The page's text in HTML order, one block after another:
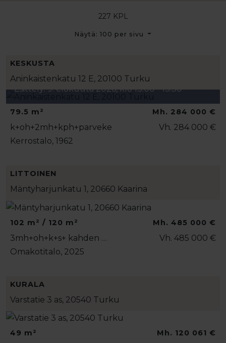
227 KPL
Näytä: 100 per sivu
KESKUSTA
Aninkaistenkatu 12 E, 20100 Turku
Esittely: 9. elokuuta 2026, klo 13:00 - 13:30
79.5 m²
k+oh+2mh+kph+parveke
Kerrostalo, 1962
Mh. 284 000 €
Vh. 284 000 €
LITTOINEN
Mäntyharjunkatu 1, 20660 Kaarina
102 m² / 120 m²
3mh+oh+k+s+ kahden …
Omakotitalo, 2025
Mh. 485 000 €
Vh. 485 000 €
KURALA
Varstatie 3 as, 20540 Turku
49 m² Mh. 120 061 €